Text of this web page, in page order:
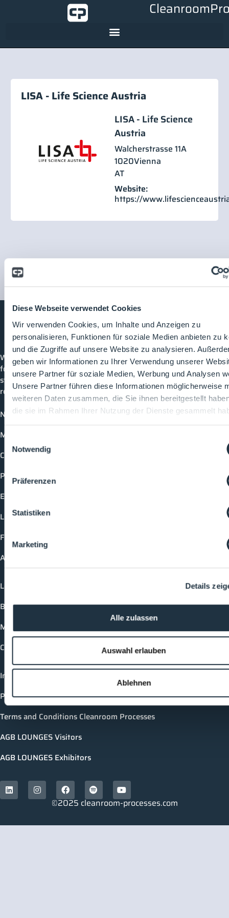
Diese Webseite verwendet Cookies
Wir verwenden Cookies, um Inhalte und Anzeigen zu
personalisieren, Funktionen für soziale Medien anbieten zu
und die Zugriffe auf unsere Website zu analysieren.
geben wir Informationen zu Ihrer Verwendung unserer
unsere Partner für soziale Medien, Werbung und Analysen
Unsere Partner führen diese Informationen möglicherweise
weiteren Daten zusammen, die Sie ihnen bereitgestellt
die sie im Rahmen Ihrer Nutzung der Dienste gesammelt
Einwilligungsauswahl
Notwendig
Präferenzen
Statistiken
Marketing
Details
Alle zulassen
Auswahl erlauben
Ablehnen
LISA - Life Science Austria
LISA - Life Science
Austria
Walcherstrasse 11A
1020Vienna
AT
Website:
https://
CleanroomProcesses
Welcome to CleanroomProcesses, the industry platform
for cleanrooms and process technology. Here you can
stay up to date, connect with others and discover all
relevant topics and events in the industry.
News
Media library
Companies
Products
Events
Lectures
Future-Faces
Academy
Login
Booking options
Media formats
Contact
Imprint
Privacy policy
Terms and Conditions Cleanroom Processes
AGB LOUNGES Visitors
AGB LOUNGES Exhibitors
©2025 cleanroom-processes.com